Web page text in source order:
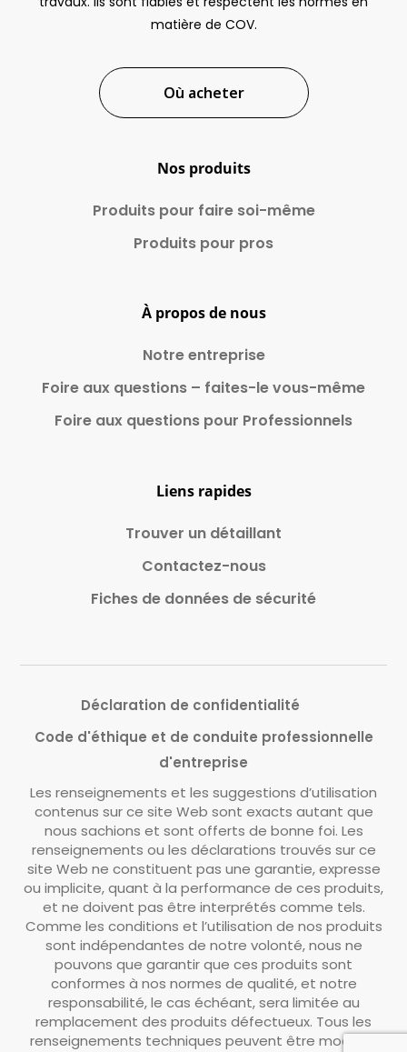
matière de COV.
Où acheter
Nos produits
Produits pour faire soi-même
Produits pour pros
À propos de nous
Notre entreprise
Foire aux questions – faites-le vous-même
Foire aux questions pour Professionnels
Liens rapides
Trouver un détaillant
Contactez-nous
Fiches de données de sécurité
Déclaration de confidentialité
Code d'éthique et de conduite professionnelle
d'entreprise
Les renseignements et les suggestions d’utilisation
contenus sur ce site Web sont exacts autant que
nous sachions et sont offerts de bonne foi. Les
renseignements ou les déclarations trouvés sur ce
site Web ne constituent pas une garantie, expresse
ou implicite, quant à la performance de ces produits,
et ne doivent pas être interprétés comme tels.
Comme les conditions et l’utilisation de nos produits
sont indépendantes de notre volonté, nous ne
pouvons que garantir que ces produits sont
conformes à nos normes de qualité, et notre
responsabilité, le cas échéant, sera limitée au
remplacement des produits défectueux. Tous les
renseignements techniques peuvent être modifiés